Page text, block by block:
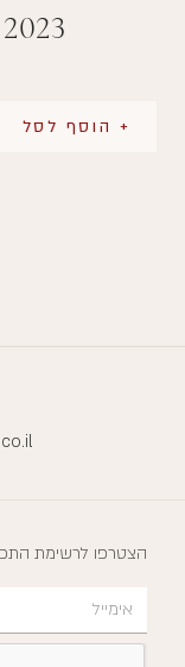
+ הוסף לסל
הצטרפו לרשימת